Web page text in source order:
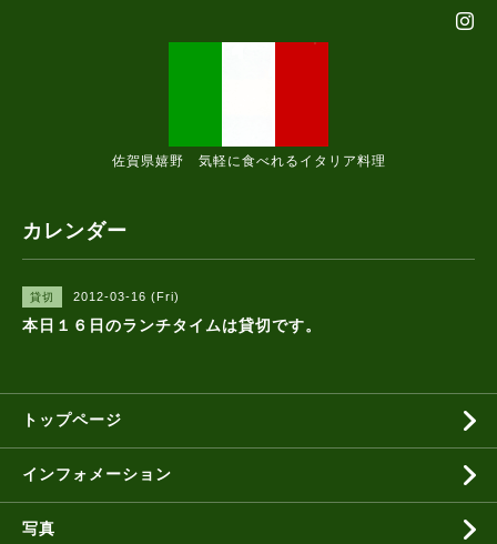
佐賀県嬉野 気軽に食べれるイタリア料理
カレンダー
貸切 2012-03-16 (Fri)
本日１６日のランチタイムは貸切です。
トップページ
インフォメーション
写真